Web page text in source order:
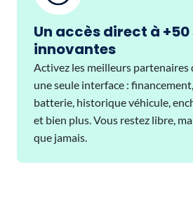
Un accès direct à
innovantes
Activez les meilleurs partenaires
une seule interface :
batterie, historique véhicule,
et bien plus. Vous restez libre,
que jamais.